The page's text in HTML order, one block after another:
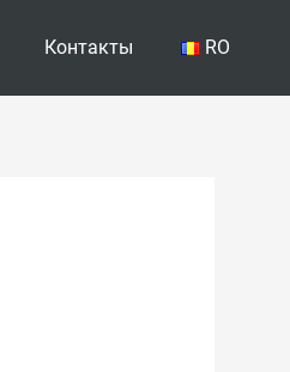
Контакты RO